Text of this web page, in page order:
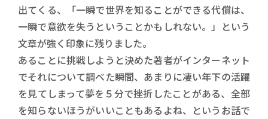
出てくる、「一瞬で世界を知ることができる代償は、
一瞬で意欲を失うということかもしれない。」という
文章が強く印象に残りました。
あることに挑戦しようと決めた著者がインターネット
でそれについて調べた瞬間、あまりに凄い年下の活躍
を見てしまって夢を５分で挫折したことがある、全部
を知らないほうがいいこともあるよね、というお話で